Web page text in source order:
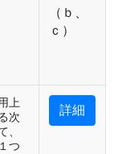
（ｂ、
ｃ）
上
次
、
つ
詳細